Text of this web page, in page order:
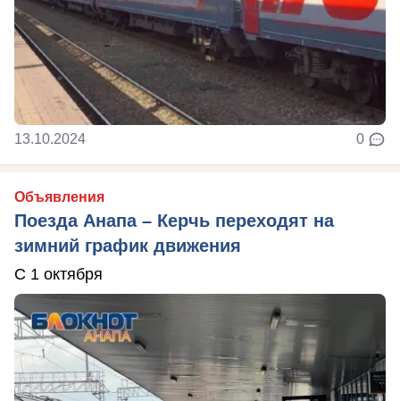
13.10.2024 0
Объявления
Поезда Анапа – Керчь переходят на
зимний график движения
С 1 октября